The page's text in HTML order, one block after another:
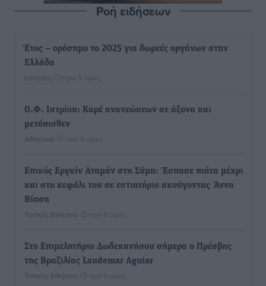
Ροή ειδήσεων
Έτος – ορόσημο το 2025 για δωρεές οργάνων στην
Ελλάδα
Ειδήσεις πριν 5 ώρες
Ο.Φ. Ιστρίου: Καρέ ανανεώσεων σε άξονα και
μετόπισθεν
Αθλητικά πριν 6 ώρες
Επικός Εργκίν Αταμάν στη Σύμη: Έσπασε πιάτα μέχρι
και στο κεφάλι του σε εστιατόριο ακούγοντας Άννα
Βίσση
Τοπικές Ειδήσεις πριν 6 ώρες
Στο Επιμελητήριο Δωδεκανήσου σήμερα ο Πρέσβης
της Βραζιλίας Laudemar Aguiar
Τοπικές Ειδήσεις πριν 6 ώρες